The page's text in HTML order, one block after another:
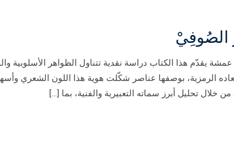
الصُوفِيْ
يقدّم هذا الكتاب دراسة نقدية تتناول الظواهر الأسلوبية
الرمزية، بوصفها عناصر شكّلت هوية هذا اللون الشعري
تحليل أبرز سماته التعبيرية والفنية، بما […]